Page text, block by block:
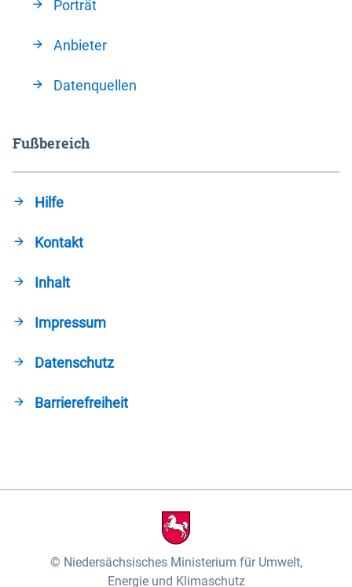
Porträt
Anbieter
Datenquellen
Fußbereich
Hilfe
Kontakt
Inhalt
Impressum
Datenschutz
Barrierefreiheit
Niedersächsisches Ministerium für Umwelt,
Energie und Klimaschutz